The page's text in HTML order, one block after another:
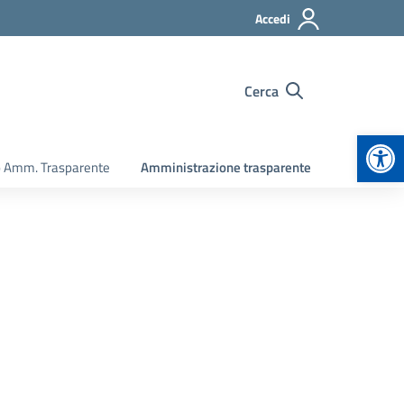
Accedi
Cerca
Trasparente Amministrazione trasparente